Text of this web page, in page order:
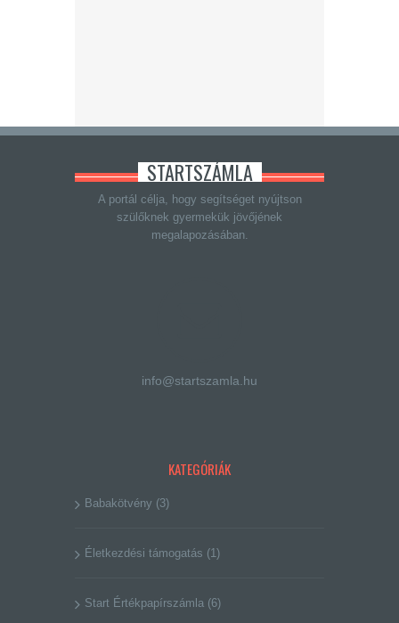
STARTSZÁMLA
A portál célja, hogy segítséget nyújtson
szülőknek gyermekük jövőjének
megalapozásában.
info@startszamla.hu
KATEGÓRIÁK
Babakötvény (3)
Életkezdési támogatás (1)
Start Értékpapírszámla (6)